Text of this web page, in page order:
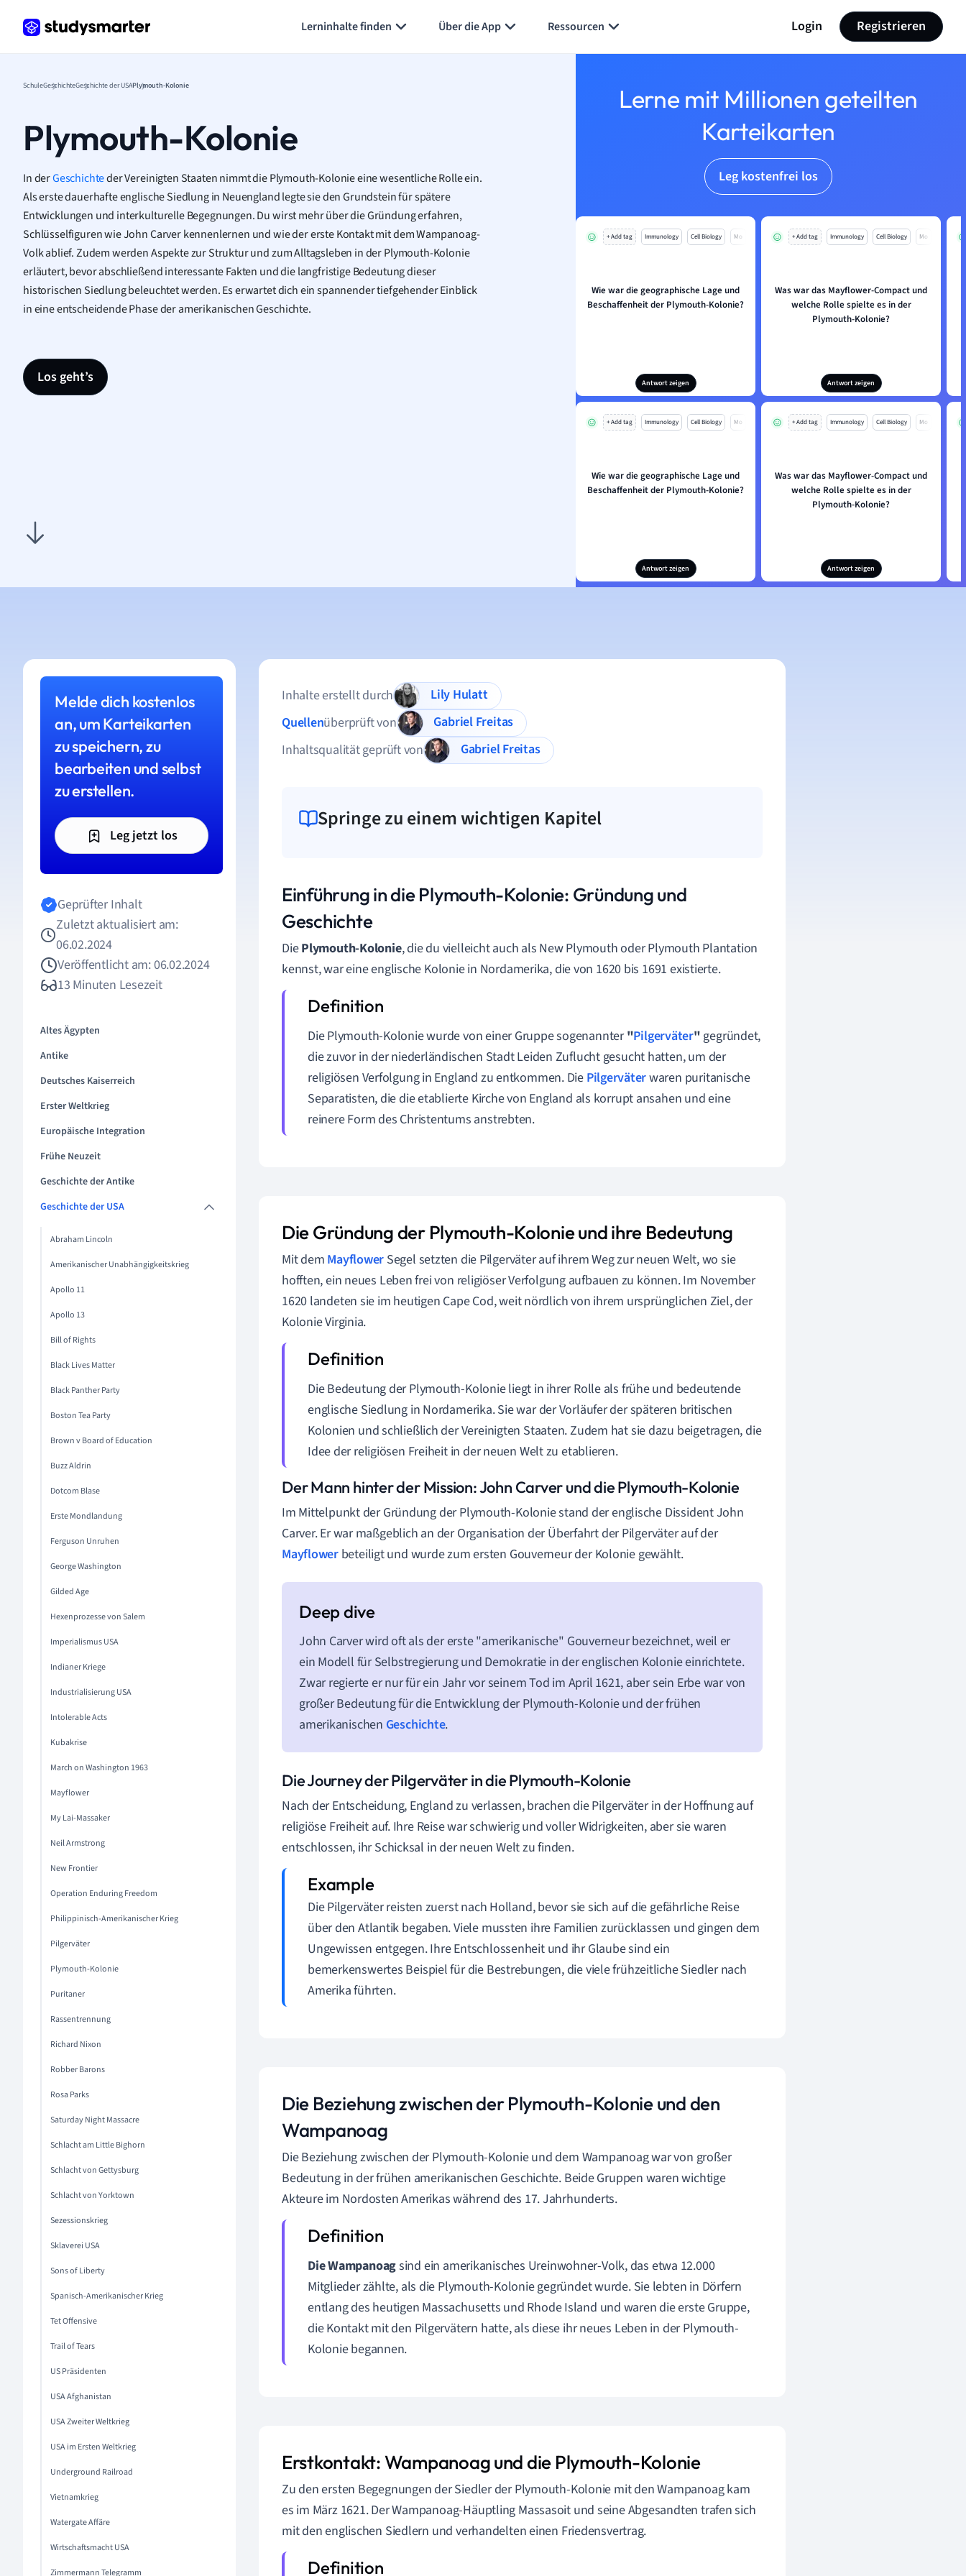
Lerninhalte finden Über die App Ressourcen Login Registrieren
SchuleGeschichteGeschichte der USAPlymouth-Kolonie
Plymouth-Kolonie
In derGeschichteder Vereinigten Staaten nimmt die Plymouth-Kolonie eine wesentliche Rolle ein.
Als erste dauerhafte englische Siedlung in Neuengland legte sie den Grundstein für spätere
Entwicklungen und interkulturelle Begegnungen. Du wirst mehr über die Gründung erfahren,
Schlüsselfiguren wie John Carver kennenlernen und wie der erste Kontakt mit dem Wampanoag-
Volk ablief. Zudem werden Aspekte zur Struktur und zum Alltagsleben in der Plymouth-Kolonie
erläutert, bevor abschließend interessante Fakten und die langfristige Bedeutung dieser
historischen Siedlung beleuchtet werden. Es erwartet dich ein spannender tiefgehender Einblick
in eine entscheidende Phase der amerikanischen Geschichte.
Los geht’s
Lerne mit Millionen geteilten
Karteikarten
Leg kostenfrei los
+ Add tag Immunology Cell Biology Mo
Wie war die geographische Lage und
Beschaffenheit der Plymouth-Kolonie?
Antwort zeigen
+ Add tag Immunology Cell Biology Mo
Was war das Mayflower-Compact und
welche Rolle spielte es in der
Plymouth-Kolonie?
Antwort zeigen
+ Add tag Immunology Cell Biology Mo
Wie war die geographische Lage und
Beschaffenheit der Plymouth-Kolonie?
Antwort zeigen
+ Add tag Immunology Cell Biology Mo
Was war das Mayflower-Compact und
welche Rolle spielte es in der
Plymouth-Kolonie?
Antwort zeigen
Melde dich kostenlos
an, um Karteikarten
zu speichern, zu
bearbeiten und selbst
zu erstellen.
Leg jetzt los
Geprüfter Inhalt
Zuletzt aktualisiert am:
06.02.2024
Veröffentlicht am: 06.02.2024
13 Minuten Lesezeit
Altes Ägypten
Antike
Deutsches Kaiserreich
Erster Weltkrieg
Europäische Integration
Frühe Neuzeit
Geschichte der Antike
Geschichte der USA
Abraham Lincoln
Amerikanischer Unabhängigkeitskrieg
Apollo 11
Apollo 13
Bill of Rights
Black Lives Matter
Black Panther Party
Boston Tea Party
Brown v Board of Education
Buzz Aldrin
Dotcom Blase
Erste Mondlandung
Ferguson Unruhen
George Washington
Gilded Age
Hexenprozesse von Salem
Imperialismus USA
Indianer Kriege
Industrialisierung USA
Intolerable Acts
Kubakrise
March on Washington 1963
Mayflower
My Lai-Massaker
Neil Armstrong
New Frontier
Operation Enduring Freedom
Philippinisch-Amerikanischer Krieg
Pilgerväter
Plymouth-Kolonie
Puritaner
Rassentrennung
Richard Nixon
Robber Barons
Rosa Parks
Saturday Night Massacre
Schlacht am Little Bighorn
Schlacht von Gettysburg
Schlacht von Yorktown
Sezessionskrieg
Sklaverei USA
Sons of Liberty
Spanisch-Amerikanischer Krieg
Tet Offensive
Trail of Tears
US Präsidenten
USA Afghanistan
USA Zweiter Weltkrieg
USA im Ersten Weltkrieg
Underground Railroad
Vietnamkrieg
Watergate Affäre
Wirtschaftsmacht USA
Zimmermann Telegramm
Inhalte erstellt durch
Lily Hulatt
Quellenüberprüft von
Gabriel Freitas
Inhaltsqualität geprüft von
Gabriel Freitas
Springe zu einem wichtigen Kapitel
Einführung in die Plymouth-Kolonie: Gründung und
Geschichte
DiePlymouth-Kolonie, die du vielleicht auch als New Plymouth oder Plymouth Plantation
kennst, war eine englische Kolonie in Nordamerika, die von 1620 bis 1691 existierte.
Die Plymouth-Kolonie wurde von einer Gruppe sogenannter"Pilgerväter"gegründet,
die zuvor in der niederländischen Stadt Leiden Zuflucht gesucht hatten, um der
religiösen Verfolgung in England zu entkommen. Die Pilgerväterwaren puritanische
Separatisten, die die etablierte Kirche von England als korrupt ansahen und eine
reinere Form des Christentums anstrebten.
Die Gründung der Plymouth-Kolonie und ihre Bedeutung
Mit dem Mayflower Segel setzten die Pilgerväter auf ihrem Weg zur neuen Welt, wo sie
hofften, ein neues Leben frei von religiöser Verfolgung aufbauen zu können. Im November
1620 landeten sie im heutigen Cape Cod, weit nördlich von ihrem ursprünglichen Ziel, der
Kolonie Virginia.
Die Bedeutung der Plymouth-Kolonie liegt in ihrer Rolle als frühe und bedeutende
englische Siedlung in Nordamerika. Sie war der Vorläufer der späteren britischen
Kolonien und schließlich der Vereinigten Staaten. Zudem hat sie dazu beigetragen, die
Idee der religiösen Freiheit in der neuen Welt zu etablieren.
Der Mann hinter der Mission: John Carver und die Plymouth-Kolonie
Im Mittelpunkt der Gründung der Plymouth-Kolonie stand der englische Dissident John
Carver. Er war maßgeblich an der Organisation der Überfahrt der Pilgerväter auf der
Mayflowerbeteiligt und wurde zum ersten Gouverneur der Kolonie gewählt.
John Carver wird oft als der erste "amerikanische" Gouverneur bezeichnet, weil er
ein Modell für Selbstregierung und Demokratie in der englischen Kolonie einrichtete.
Zwar regierte er nur für ein Jahr vor seinem Tod im April 1621, aber sein Erbe war von
großer Bedeutung für die Entwicklung der Plymouth-Kolonie und der frühen
amerikanischen Geschichte.
Die Journey der Pilgerväter in die Plymouth-Kolonie
Nach der Entscheidung, England zu verlassen, brachen die Pilgerväter in der Hoffnung auf
religiöse Freiheit auf. Ihre Reise war schwierig und voller Widrigkeiten, aber sie waren
entschlossen, ihr Schicksal in der neuen Welt zu finden.
Die Pilgerväter reisten zuerst nach Holland, bevor sie sich auf die gefährliche Reise
über den Atlantik begaben. Viele mussten ihre Familien zurücklassen und gingen dem
Ungewissen entgegen. Ihre Entschlossenheit und ihr Glaube sind ein
bemerkenswertes Beispiel für die Bestrebungen, die viele frühzeitliche Siedler nach
Amerika führten.
Die Beziehung zwischen der Plymouth-Kolonie und den
Wampanoag
Die Beziehung zwischen der Plymouth-Kolonie und dem Wampanoag war von großer
Bedeutung in der frühen amerikanischen Geschichte. Beide Gruppen waren wichtige
Akteure im Nordosten Amerikas während des 17. Jahrhunderts.
Die Wampanoagsind ein amerikanisches Ureinwohner-Volk, das etwa 12.000
Mitglieder zählte, als die Plymouth-Kolonie gegründet wurde. Sie lebten in Dörfern
entlang des heutigen Massachusetts und Rhode Island und waren die erste Gruppe,
die Kontakt mit den Pilgervätern hatte, als diese ihr neues Leben in der Plymouth-
Kolonie begannen.
Erstkontakt: Wampanoag und die Plymouth-Kolonie
Zu den ersten Begegnungen der Siedler der Plymouth-Kolonie mit den Wampanoag kam
es im März 1621. Der Wampanoag-Häuptling Massasoit und seine Abgesandten trafen sich
mit den englischen Siedlern und verhandelten einen Friedensvertrag.